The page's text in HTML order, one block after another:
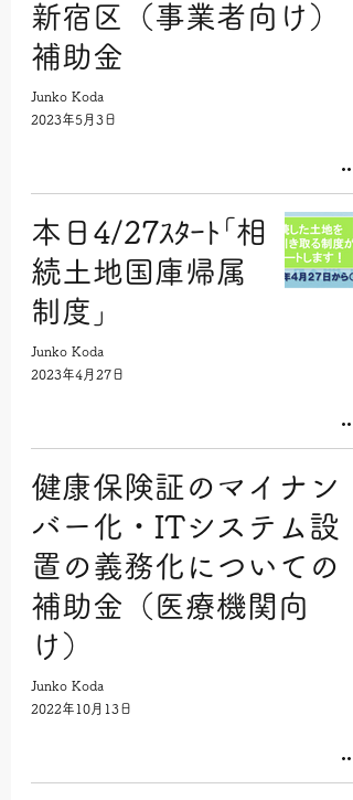
新宿区（事業者向け）
補助金
Junko Koda
2023年5月3日
本日4/27ｽﾀｰﾄ｢相
続土地国庫帰属
制度｣
Junko Koda
2023年4月27日
健康保険証のマイナン
バー化・ITシステム設
置の義務化についての
補助金（医療機関向
け）
Junko Koda
2022年10月13日